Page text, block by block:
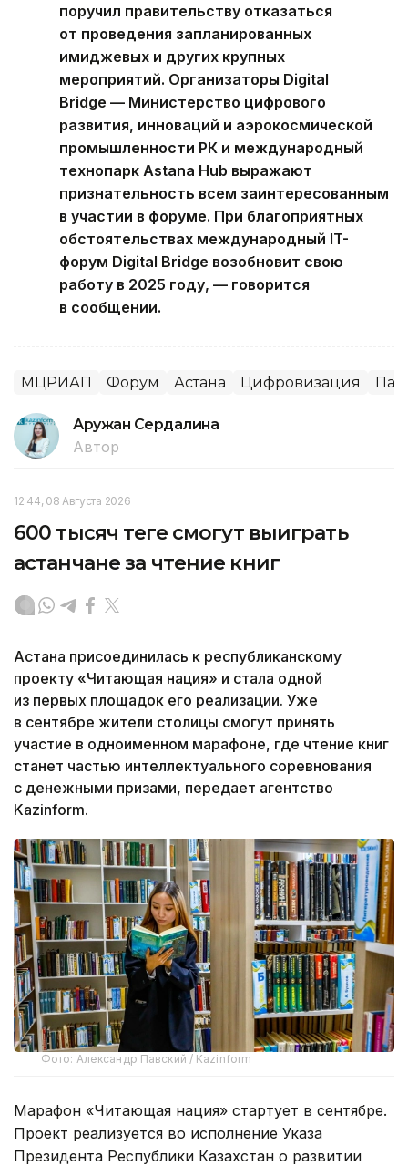
поручил правительству отказаться
от проведения запланированных
имиджевых и других крупных
мероприятий. Организаторы Digital
Bridge — Министерство цифрового
развития, инноваций и аэрокосмической
промышленности РК и международный
технопарк Astana Hub выражают
признательность всем заинтересованным
в участии в форуме. При благоприятных
обстоятельствах международный IT-
форум Digital Bridge возобновит свою
работу в 2025 году, — говорится
в сообщении.
МЦРИАП Форум Астана Цифровизация
Аружан Сердалина
Автор
12:44, 08 Августа 2026
600 тысяч теңге смогут выиграть
астанчане за чтение книг
Астана присоединилась к республиканскому
проекту «Читающая нация» и стала одной
из первых площадок его реализации. Уже
в сентябре жители столицы смогут принять
участие в одноименном марафоне, где чтение книг
станет частью интеллектуального соревнования
с денежными призами, передает агентство
Kazinform.
Фото: Александр Павский / Kazinform
Марафон «Читающая нация» стартует в сентябре.
Проект реализуется во исполнение Указа
Президента Республики Казахстан о развитии